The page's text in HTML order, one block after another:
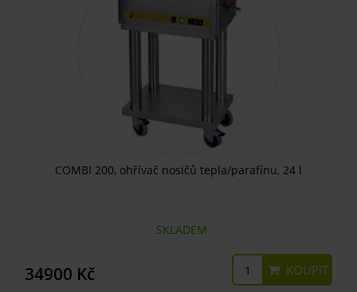
COMBI 200, ohřívač nosičů tepla/parafínu, 24 l
SKLADEM
34900 Kč KOUPIT